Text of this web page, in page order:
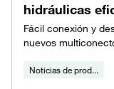
hidráulicas
Fácil conexión y
nuevos
Noticias de prod...